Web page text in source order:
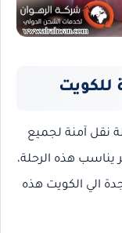
نقل آمنة لجميع
هذه الرحلة،
الي الكويت هذه